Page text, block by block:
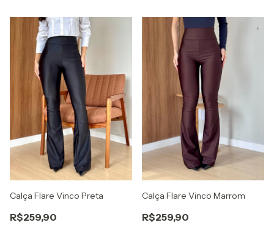
Calça Flare Vinco Preta
R$259,90
Calça Flare Vinco Marrom
R$259,90